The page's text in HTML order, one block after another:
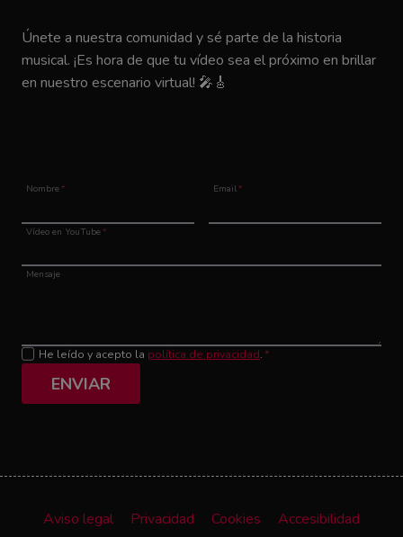
Únete a nuestra comunidad y sé parte de la historia
musical. ¡Es hora de que tu vídeo sea el próximo en brillar
en nuestro escenario virtual! 🎤🎸
Nombre* Email*
Vídeo en YouTube*
Mensaje
He leído y acepto la política de privacidad. *
ENVIAR
Aviso legal Privacidad Cookies Accesibilidad